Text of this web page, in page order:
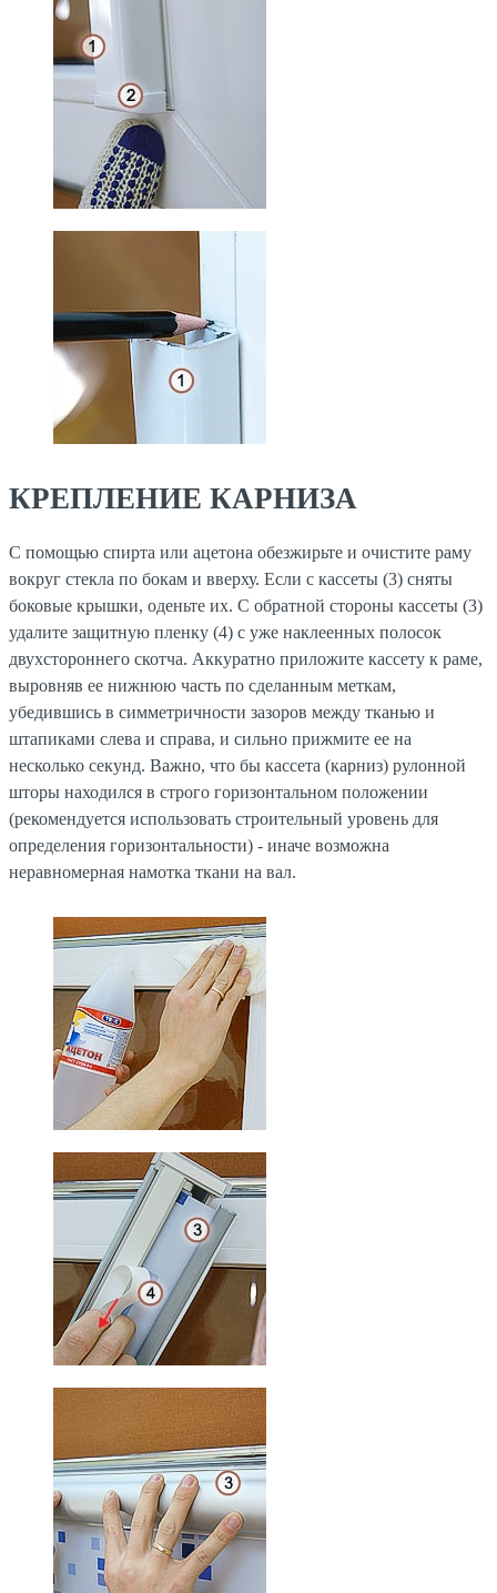
КРЕПЛЕНИЕ КАРНИЗА
С помощью спирта или ацетона обезжирьте и очистите раму
вокруг стекла по бокам и вверху. Если с кассеты (3) сняты
боковые крышки, оденьте их. С обратной стороны кассеты (3)
удалите защитную пленку (4) с уже наклеенных полосок
двухстороннего скотча. Аккуратно приложите кассету к раме,
выровняв ее нижнюю часть по сделанным меткам,
убедившись в симметричности зазоров между тканью и
штапиками слева и справа, и сильно прижмите ее на
несколько секунд. Важно, что бы кассета (карниз) рулонной
шторы находился в строго горизонтальном положении
(рекомендуется использовать строительный уровень для
определения горизонтальности) - иначе возможна
неравномерная намотка ткани на вал.